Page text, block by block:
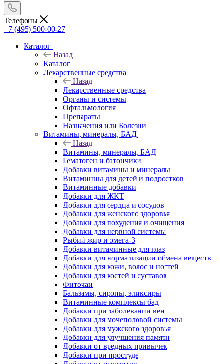
Телефоны
+7 (495) 500-00-27
Каталог
Назад
Каталог
Лекарственные средства
Назад
Лекарственные средства
Органы и системы
Офтальмология
Препараты
Назначения или Болезни
Витамины, минералы, БАД
Назад
Витамины, минералы, БАД
Гематоген и батончики
Добавки витамины и минералы
Витаминны для детей и подростков
Витаминные добавки
Добавки для ЖКТ
Добавки для сердца и сосудов
Добавки для женского здоровья
Добавки для похудения и очищения
Добавки для нервной системы
Рыбий жир и омега-3
Добавки витаминные для глаз
Добавки для нормализации обмена веществ
Добавки для кожи, волос и ногтей
Добавки для костей и суставов
Фиточаи
Бальзамы, сиропы, эликсиры
Витаминные комплексы бад
Добавки при заболевании вен
Добавки для мочеполовой системы
Добавки для мужского здоровья
Добавки для улучшения памяти
Добавки от вредных привычек
Добавки при простуде